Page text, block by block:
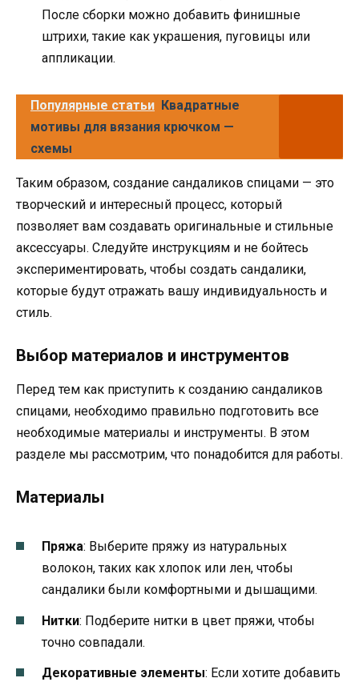
После сборки можно добавить финишные
штрихи, такие как украшения, пуговицы или
аппликации.
Популярные статьи Квадратные
мотивы для вязания крючком —
схемы
Таким образом, создание сандаликов спицами — это
творческий и интересный процесс, который
позволяет вам создавать оригинальные и стильные
аксессуары. Следуйте инструкциям и не бойтесь
экспериментировать, чтобы создать сандалики,
которые будут отражать вашу индивидуальность и
стиль.
Выбор материалов и инструментов
Перед тем как приступить к созданию сандаликов
спицами, необходимо правильно подготовить все
необходимые материалы и инструменты. В этом
разделе мы рассмотрим, что понадобится для работы.
Материалы
Пряжа: Выберите пряжу из натуральных
волокон, таких как хлопок или лен, чтобы
сандалики были комфортными и дышащими.
Нитки: Подберите нитки в цвет пряжи, чтобы
точно совпадали.
Декоративные элементы: Если хотите добавить